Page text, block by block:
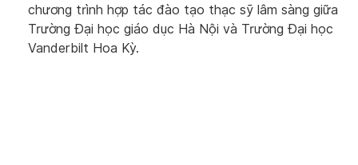
chương trình hợp tác đào tạo thạc sỹ lâm sàng giữa
Trường Đại học giáo dục Hà Nội và Trường Đại học
Vanderbilt Hoa Kỳ.